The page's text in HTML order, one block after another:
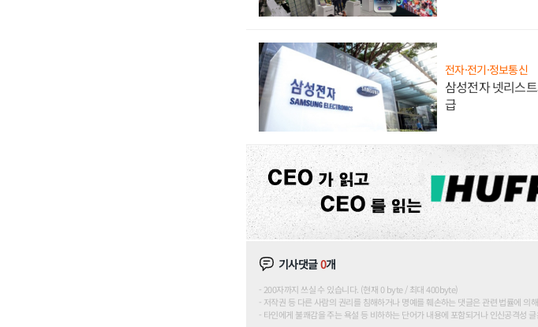
전자·전기·정보통신
삼성전자 넷리스
급
기사댓글0개
200자까지 쓰실 수 있습니다. (현재 0 byte / 최대 400byte)
저작권 등 다른 사람의 권리를 침해하거나 명예를 훼손하는 댓글은 관련 법률에 의
타인에게 불쾌감을 주는 욕설 등 비하하는 단어가 내용에 포함되거나 인신공격성